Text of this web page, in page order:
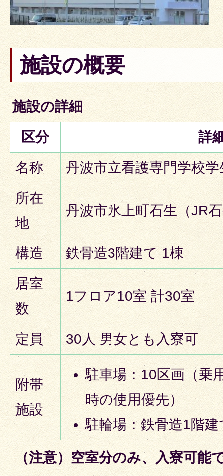
施設の概要
施設の詳細
区分
詳
名称
丹波市立看護専門学校学
所在
地
丹波市氷上町石生（JR
構造
鉄骨造3階建て 1棟
居室
数
1フロア10室 計30室
定員 30人 男女とも入寮可
附帯
施設
駐車場：10区画（乗
時の使用優先）
駐輪場：鉄骨造1階建
（注意）空室分のみ、入寮可能